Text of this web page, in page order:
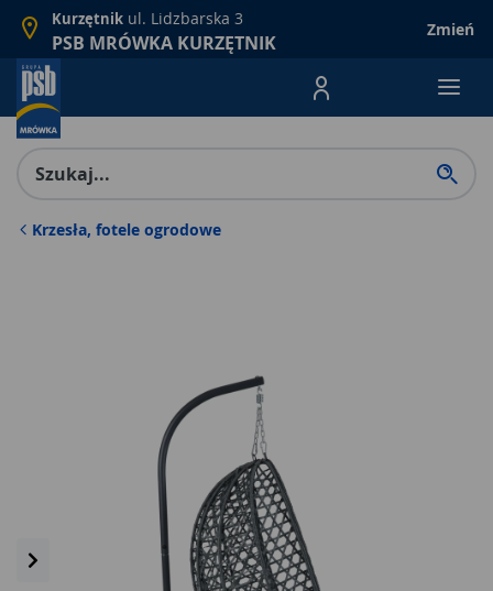
Kurzętnik ul. Lidzbarska 3
PSB MRÓWKA KURZĘTNIK
Zmień
Menu Produktów,
Krzesła, fotele ogrodowe